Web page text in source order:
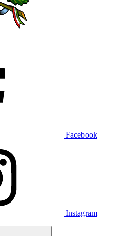
Facebook
Instagram